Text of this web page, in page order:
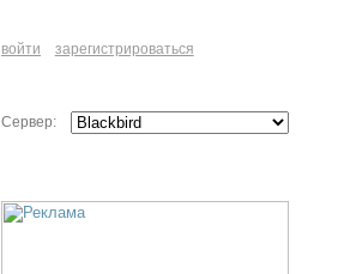
войти зарегистрироваться
Сервер: